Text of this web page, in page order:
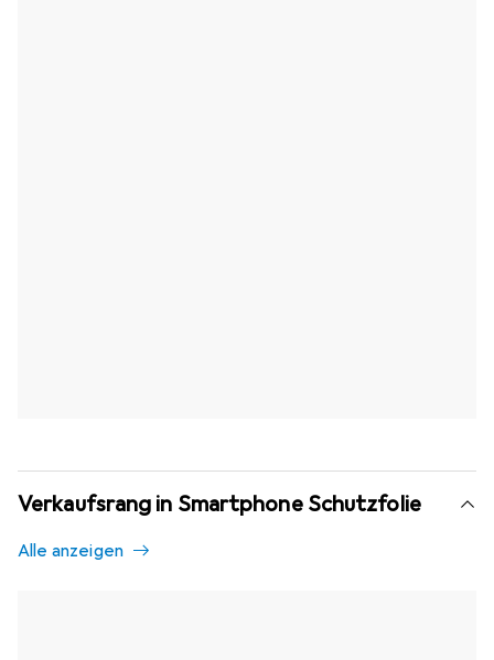
Verkaufsrang in Smartphone Schutzfolie
Alle anzeigen